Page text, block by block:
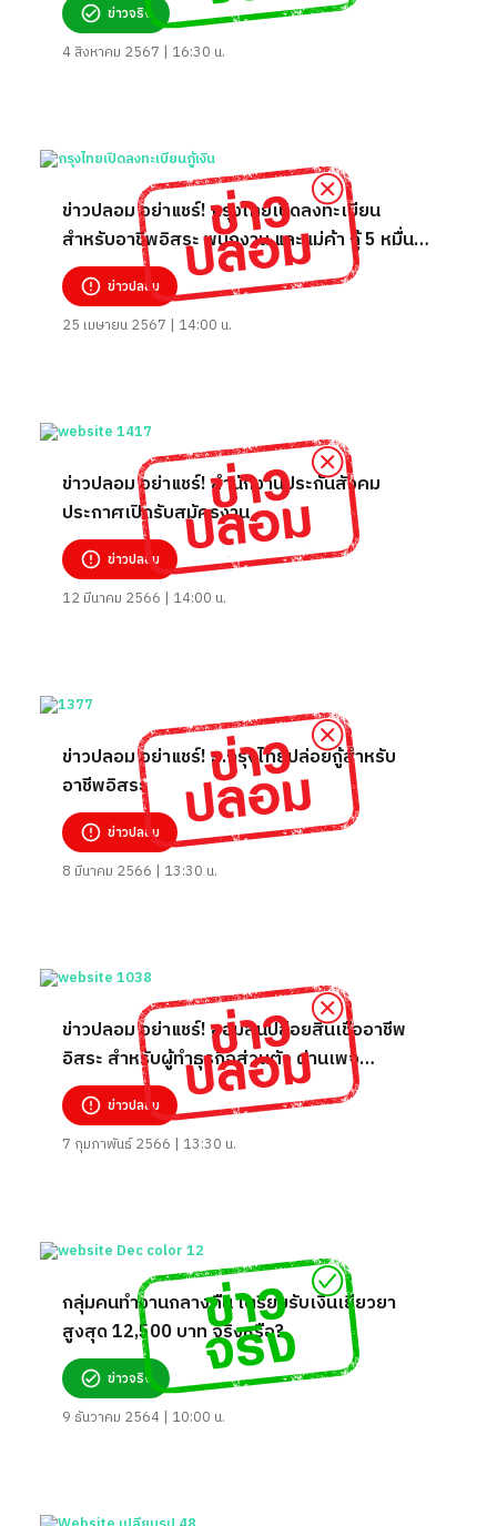
ข่าวจริง
4 สิงหาคม 2567 | 16:30 น.
ข่าวปลอม อย่าแชร์! กรุงไทยเปิดลงทะเบียน
สำหรับอาชีพอิสระ พนักงาน และแม่ค้า กู้ 5 หมื่น
ผ่อน 826 ต่อเดือน
ข่าวปลอม
25 เมษายน 2567 | 14:00 น.
ข่าวปลอม อย่าแชร์! สำนักงานประกันสังคม
ประกาศเปิดรับสมัครงาน
ข่าวปลอม
12 มีนาคม 2566 | 14:00 น.
ข่าวปลอม อย่าแชร์! ธ.กรุงไทยปล่อยกู้สำหรับ
อาชีพอิสระ
ข่าวปลอม
8 มีนาคม 2566 | 13:30 น.
ข่าวปลอม อย่าแชร์! ออมสินปล่อยสินเชื่ออาชีพ
อิสระ สำหรับผู้ทำธุรกิจส่วนตัว ผ่านเพจ
Llewellyn Rogahn
ข่าวปลอม
7 กุมภาพันธ์ 2566 | 13:30 น.
กลุ่มคนทำงานกลางคืน เตรียมรับเงินเยียวยา
สูงสุด 12,500 บาท จริงหรือ?
ข่าวจริง
9 ธันวาคม 2564 | 10:00 น.